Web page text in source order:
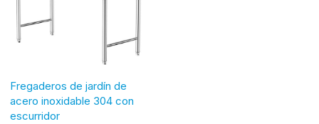
Fregaderos de jardín de
acero inoxidable 304 con
escurridor